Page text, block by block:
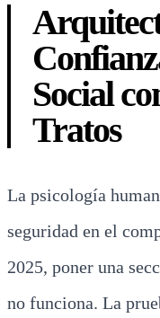
Social
Tratos
La psicología
seguridad en el
2025, poner una
no funciona. La